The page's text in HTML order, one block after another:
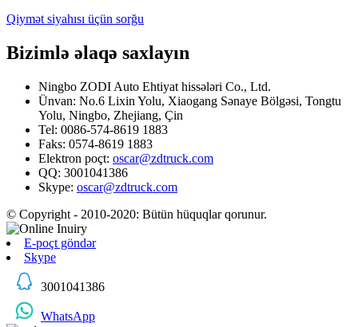
Qiymət siyahısı üçün sorğu
Bizimlə əlaqə saxlayın
Ningbo ZODI Auto Ehtiyat hissələri Co., Ltd.
Ünvan: No.6 Lixin Yolu, Xiaogang Sənaye Bölgəsi, Tongtu
Yolu, Ningbo, Zhejiang, Çin
Tel: 0086-574-8619 1883
Faks: 0574-8619 1883
Elektron poçt: oscar@zdtruck.com
QQ: 3001041386
Skype: oscar@zdtruck.com
© Copyright - 2010-2020: Bütün hüquqlar qorunur.
E-poçt göndər
Skype
3001041386
WhatsApp